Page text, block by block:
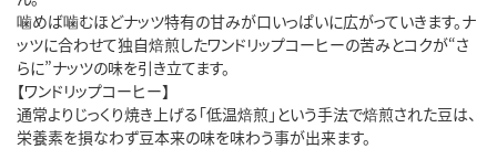
噛めば噛むほどナッツ特有の甘みが口いっぱいに広がっていきます。ナ
ッツに合わせて独自焙煎したワンドリップコーヒーの苦みとコクが“さ
らに”ナッツの味を引き立てます。
【ワンドリップコーヒー】
通常よりじっくり焼き上げる「低温焙煎」という手法で焙煎された豆は、
栄養素を損なわず豆本来の味を味わう事が出来ます。